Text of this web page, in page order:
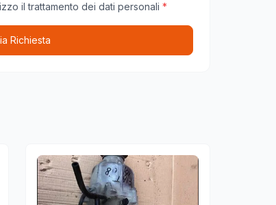
il trattamento dei dati personali *
Richiesta